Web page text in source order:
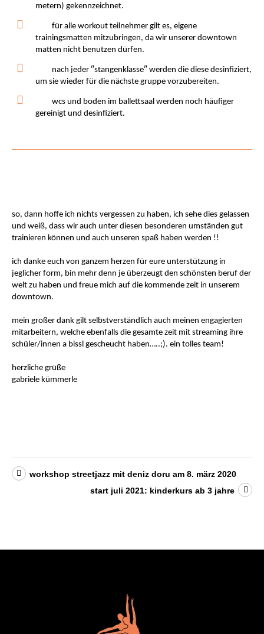
metern) gekennzeichnet.
für alle workout teilnehmer gilt es, eigene
trainingsmatten mitzubringen, da wir unserer downtown
matten nicht benutzen dürfen.
nach jeder ″stangenklasse″ werden die diese desinfiziert,
um sie wieder für die nächste gruppe vorzubereiten.
wcs und boden im ballettsaal werden noch häufiger
gereinigt und desinfiziert.
so, dann hoffe ich nichts vergessen zu haben, ich sehe dies gelassen
und weiß, dass wir auch unter diesen besonderen umständen gut
trainieren können und auch unseren spaß haben werden !!
ich danke euch von ganzem herzen für eure unterstützung in
jeglicher form, bin mehr denn je überzeugt den schönsten beruf der
welt zu haben und freue mich auf die kommende zeit in unserem
downtown.
mein großer dank gilt selbstverständlich auch meinen engagierten
mitarbeitern, welche ebenfalls die gesamte zeit mit streaming ihre
schüler/innen a bissl gescheucht haben…..;). ein tolles team!
herzliche grüße
gabriele kümmerle
workshop streetjazz mit deniz doru am 8. märz 2020
start juli 2021: kinderkurs ab 3 jahre